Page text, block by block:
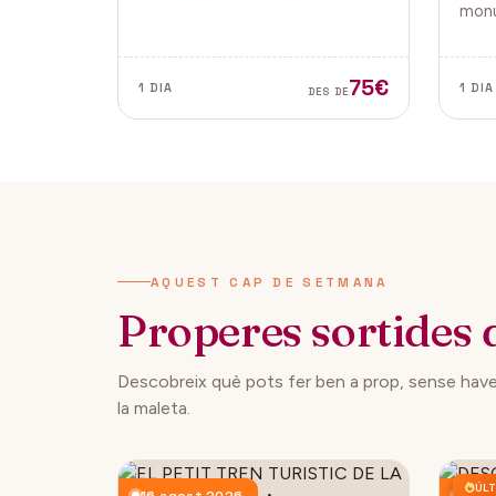
del Nadal.
1 DIA DES DE75€ 1 DIA
AQUEST CAP DE SETMANA
Properes sortides
Descobreix què pots fer ben a prop, sense
la maleta.